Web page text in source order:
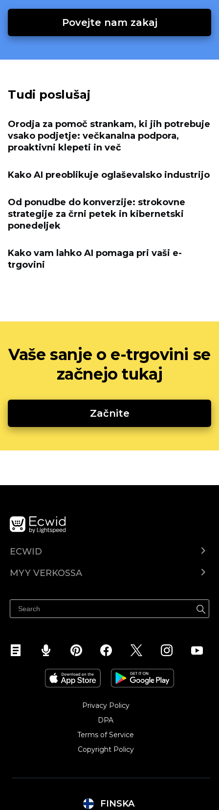
Povejte nam zakaj
Tudi poslušaj
Orodja za pomoč strankam, ki jih potrebuje
vsako podjetje: večkanalna podpora,
proaktivni klepeti in več
Kako AI preoblikuje oglaševalsko industrijo
Od ponudbe do konverzije: strokovne
strategije za črni petek in kibernetski
ponedeljek
Kako vam lahko AI pomaga pri vaši e-
trgovini
Vaše sanje o e-trgovini se
začnejo tukaj
Začnite
ECWID
Hinnoittelu
MYY VERKOSSA
Myy Facebookissa
Myy Instagramissa
Privacy Policy
DPA
Terms of Service
Copyright Policy‎
FINSKA